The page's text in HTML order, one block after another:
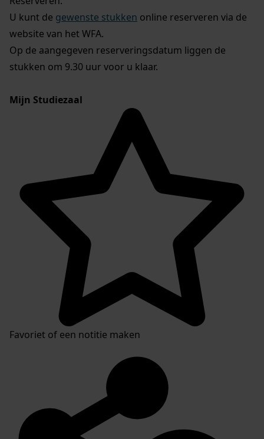
U kunt de gewenste stukken online reserveren via de
website van het WFA.
Op de aangegeven reserveringsdatum liggen de
stukken om 9.30 uur voor u klaar.
Mijn Studiezaal
Favoriet of een notitie maken